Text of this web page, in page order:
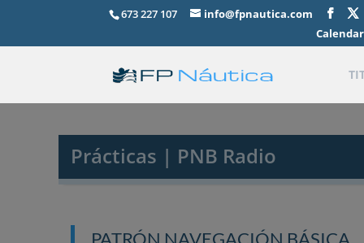
673 227 107
info@fpnautica.com
Prácticas | PNB Radio
PATRÓN NAVEGACIÓN BÁSICA